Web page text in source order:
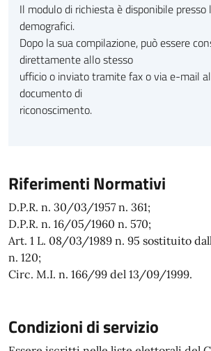
Il modulo di richiesta è disponibile presso
demografici.
Dopo la sua compilazione, può essere
direttamente allo stesso
ufficio o inviato tramite fax o via e-mail
documento di
riconoscimento.
Riferimenti Normativi
D.P.R. n. 30/03/1957 n. 361;
D.P.R. n. 16/05/1960 n. 570;
Art. 1 L. 08/03/1989 n. 95 sostituito
n. 120;
Circ. M.I. n. 166/99 del 13/09/1999.
Condizioni di servizio